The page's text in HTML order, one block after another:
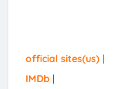
official sites(us)|
IMDb|